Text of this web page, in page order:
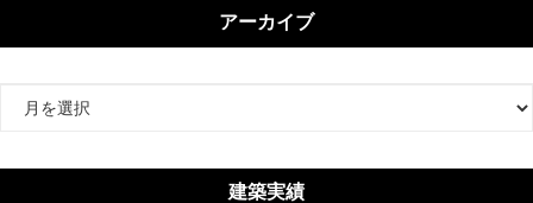
アーカイブ
イ
建築実績